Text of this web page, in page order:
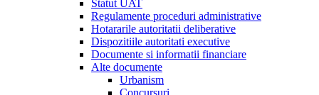
Statut UAT
Regulamente proceduri administrative
Hotararile autoritatii deliberative
Dispozitiile autoritati executive
Documente si informatii financiare
Alte documente
Urbanism
Concursuri